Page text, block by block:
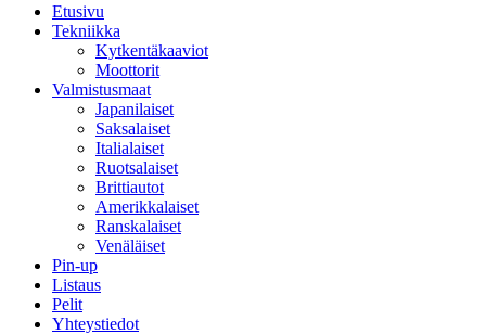
Etusivu
Tekniikka
Kytkentäkaaviot
Moottorit
Valmistusmaat
Japanilaiset
Saksalaiset
Italialaiset
Ruotsalaiset
Brittiautot
Amerikkalaiset
Ranskalaiset
Venäläiset
Pin-up
Listaus
Pelit
Yhteystiedot